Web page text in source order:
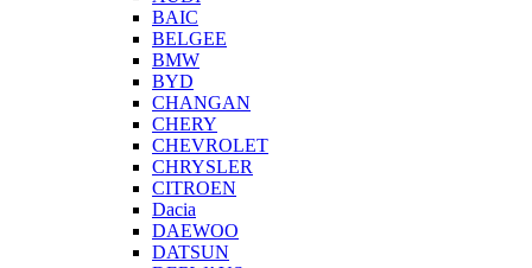
BAIC
BELGEE
BMW
BYD
CHANGAN
CHERY
CHEVROLET
CHRYSLER
CITROEN
Dacia
DAEWOO
DATSUN